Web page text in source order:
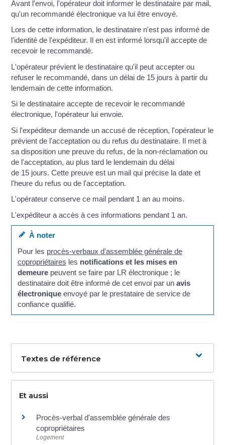
Avant l'envoi, l'opérateur doit informer le destinataire par mail,
qu'un recommandé électronique va lui être envoyé.
Lors de cette information, le destinataire n'est pas informé de
l'identité de l'expéditeur. Il en est informé lorsqu'il accepte de
recevoir le recommandé.
L'opérateur prévient le destinataire qu'il peut accepter ou
refuser le recommandé, dans un délai de 15 jours à partir du
lendemain de cette information.
Si le destinataire accepte de recevoir le recommandé
électronique, l'opérateur lui envoie.
Si l'expéditeur demande un accusé de réception, l'opérateur le
prévient de l'acceptation ou du refus du destinataire. Il met à
sa disposition une preuve du refus, de la non-réclamation ou
de l'acceptation, au plus tard le lendemain du délai
de 15 jours. Cette preuve est un mail qui précise la date et
l'heure du refus ou de l'acceptation.
L'opérateur conserve ce mail pendant 1 an au moins.
L'expéditeur a accès à ces informations pendant 1 an.
À noter
Pour les procès-verbaux d'assemblée générale de
copropriétaires les notifications et les mises en
demeurepeuvent se faire par LR électronique ; le
destinataire doit être informé de cet envoi par un avis
électroniqueenvoyé par le prestataire de service de
confiance qualifié.
Textes de référence
Et aussi
Procès-verbal d'assemblée générale des
copropriétaires
Logement